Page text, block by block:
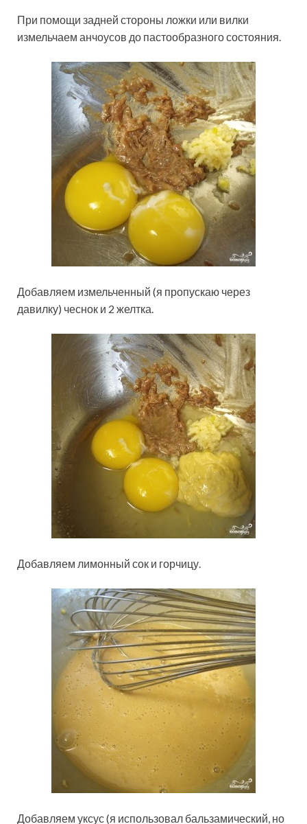
При помощи задней стороны ложки или вилки
измельчаем анчоусов до пастообразного состояния.
Добавляем измельченный (я пропускаю через
давилку) чеснок и 2 желтка.
Добавляем лимонный сок и горчицу.
Добавляем уксус (я использовал бальзамический, но